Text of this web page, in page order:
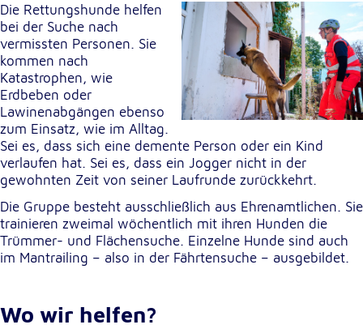
Die Rettungshunde helfen
bei der Suche nach
vermissten Personen. Sie
kommen nach
Katastrophen, wie
Erdbeben oder
Lawinenabgängen ebenso
zum Einsatz, wie im Alltag.
Sei es, dass sich eine demente Person oder ein Kind
verlaufen hat. Sei es, dass ein Jogger nicht in der
gewohnten Zeit von seiner Laufrunde zurückkehrt.
Die Gruppe besteht ausschließlich aus Ehrenamtlichen. Sie
trainieren zweimal wöchentlich mit ihren Hunden die
Trümmer- und Flächensuche. Einzelne Hunde sind auch
im Mantrailing – also in der Fährtensuche – ausgebildet.
Wo wir helfen?
Zweck:
Dieser Cookie speichert die ausgewählten
Einverständnis-Optionen des Benutzers
Cookie Laufzeit:
1 Jahr
Statistik
Diese Informationen helfen uns zu verstehen, wie
unsere Besucher unsere Website nutzen.
Google Analytics
_ga, _gid, _gac_gb_